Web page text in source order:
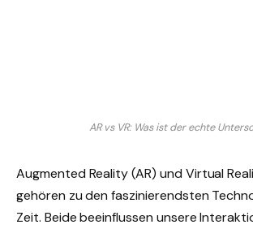
AR vs VR: Was ist der echte
Augmented Reality (AR) und Virtual
gehören zu den faszinierendsten
Zeit. Beide beeinflussen unsere